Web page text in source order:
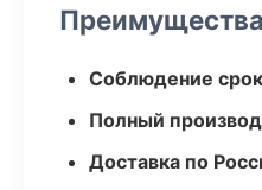
Соблюдение
Полный
Доставка по